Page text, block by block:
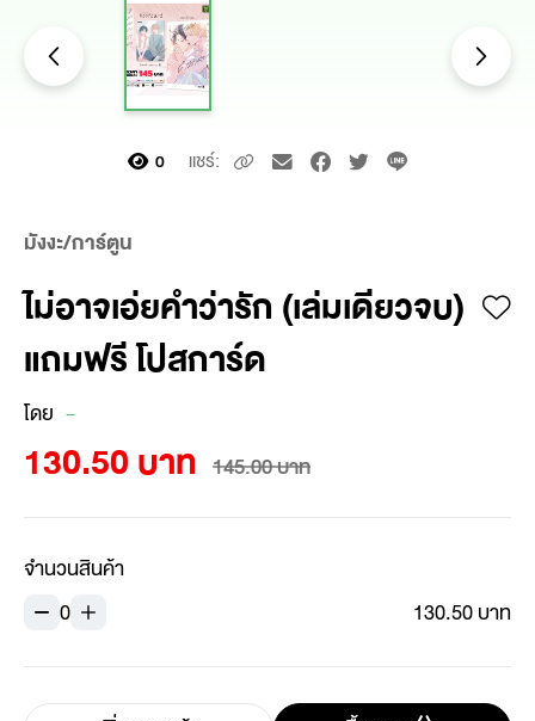
0 แชร์:
มังงะ/การ์ตูน
ไม่อาจเอ่ยคำว่ารัก (เล่มเดียวจบ)
แถมฟรี โปสการ์ด
โดย -
130.50 บาท 145.00 บาท
จำนวนสินค้า
0
130.50 บาท